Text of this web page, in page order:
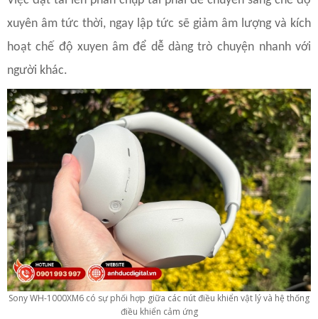
xuyên âm tức thời, ngay lập tức sẽ giảm âm lượng và kích
hoạt chế độ xuyen âm để dễ dàng trò chuyện nhanh với
người khác.
Sony WH-1000XM6 có sự phối hợp giữa các nút điều khiển vật lý và hệ thống
điều khiển cảm ứng